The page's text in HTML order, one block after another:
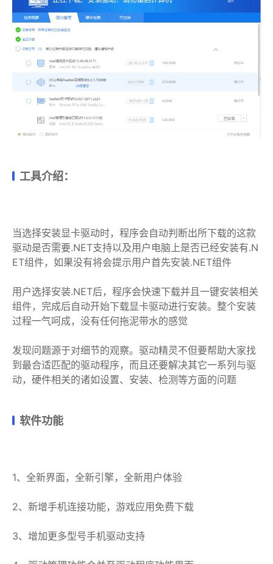
工具介绍：
当选择安装显卡驱动时，程序会自动判断出所下载的这款
驱动是否需要.NET支持以及用户电脑上是否已经安装有.N
ET组件，如果没有将会提示用户首先安装.NET组件
用户选择安装.NET后，程序会快速下载并且一键安装相关
组件，完成后自动开始下载显卡驱动进行安装。整个安装
过程一气呵成，没有任何拖泥带水的感觉
发现问题源于对细节的观察。驱动精灵不但要帮助大家找
到最合适匹配的驱动程序，而且还要解决其它一系列与驱
动，硬件相关的诸如设置、安装、检测等方面的问题
软件功能
1、全新界面，全新引擎，全新用户体验
2、新增手机连接功能，游戏应用免费下载
3、增加更多型号手机驱动支持